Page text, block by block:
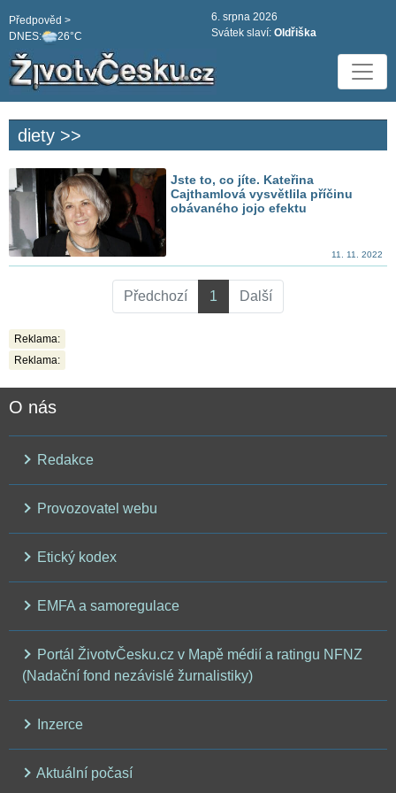
DNES: 26°C
Předpověd >
6. srpna 2026
Svátek slaví: Oldřiška
diety >>
Jste to, co jíte. Kateřina
Cajthamlová vysvětlila příčinu
obávaného jojo efektu
11. 11. 2022
Předchozí 1 Další
Reklama:
Reklama:
O nás
Redakce
Provozovatel webu
Etický kodex
EMFA a samoregulace
Portál ŽivotvČesku.cz v Mapě médií a ratingu NFNZ
(Nadační fond nezávislé žurnalistiky)
Inzerce
Aktuální počasí